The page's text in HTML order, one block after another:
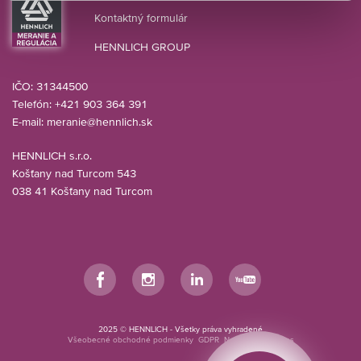
Kontaktný formulár
HENNLICH GROUP
HENNLICH s.r.o.
Košťany nad Turcom 543
038 41 Košťany nad Turcom
IČO: 31344500
Telefón: +421 903 364 391
E-mail: meranie@hennlich.sk
2025 © HENNLICH - Všetky práva vyhradené
Všeobecné obchodné podmienky GDPR Nastavenia cookies
FacebookInstagramLinkedIn YouTube